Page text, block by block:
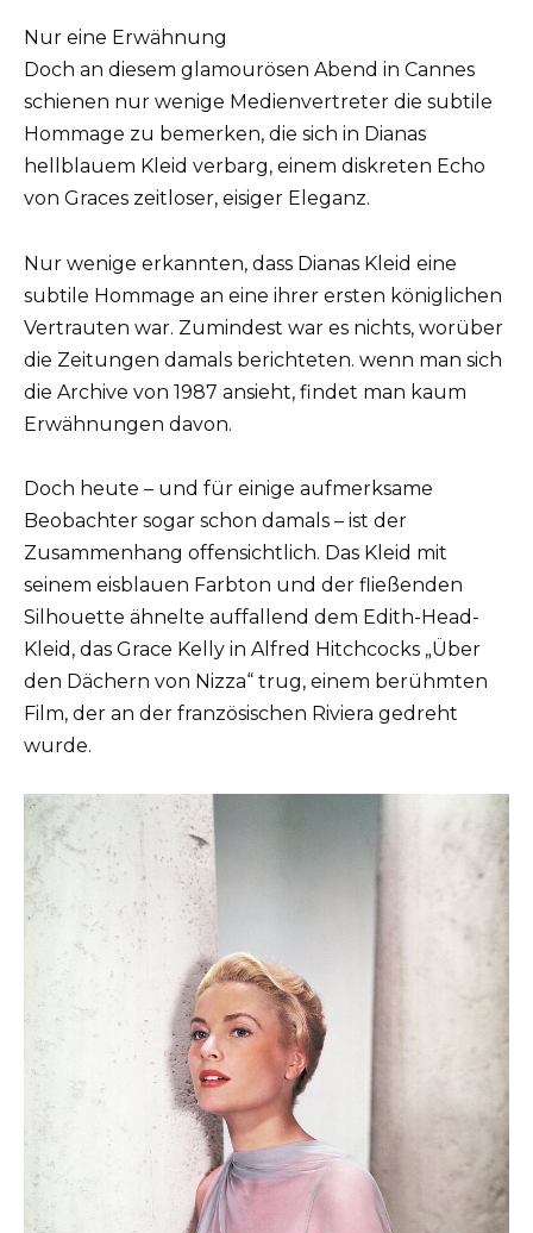
Nur eine Erwähnung
Doch an diesem glamourösen Abend in Cannes
schienen nur wenige Medienvertreter die subtile
Hommage zu bemerken, die sich in Dianas
hellblauem Kleid verbarg, einem diskreten Echo
von Graces zeitloser, eisiger Eleganz.
Nur wenige erkannten, dass Dianas Kleid eine
subtile Hommage an eine ihrer ersten königlichen
Vertrauten war. Zumindest war es nichts, worüber
die Zeitungen damals berichteten. wenn man sich
die Archive von 1987 ansieht, findet man kaum
Erwähnungen davon.
Doch heute – und für einige aufmerksame
Beobachter sogar schon damals – ist der
Zusammenhang offensichtlich. Das Kleid mit
seinem eisblauen Farbton und der fließenden
Silhouette ähnelte auffallend dem Edith-Head-
Kleid, das Grace Kelly in Alfred Hitchcocks „Über
den Dächern von Nizza“ trug, einem berühmten
Film, der an der französischen Riviera gedreht
wurde.